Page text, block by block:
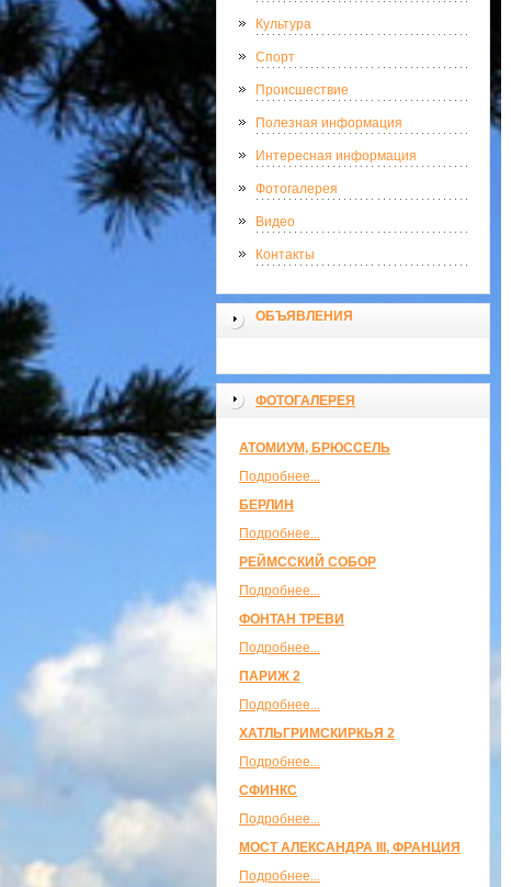
Культура
Спорт
Происшествие
Полезная информация
Интересная информация
Фотогалерея
Видео
Контакты
ОБЪЯВЛЕНИЯ
ФОТОГАЛЕРЕЯ
АТОМИУМ, БРЮССЕЛЬ
Подробнее...
БЕРЛИН
Подробнее...
РЕЙМССКИЙ СОБОР
Подробнее...
ФОНТАН ТРЕВИ
Подробнее...
ПАРИЖ 2
Подробнее...
ХАТЛЬГРИМСКИРКЬЯ 2
Подробнее...
СФИНКС
Подробнее...
МОСТ АЛЕКСАНДРА III, ФРАНЦИЯ
Подробнее...